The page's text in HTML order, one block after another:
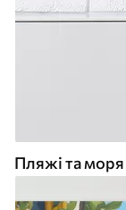
Пляжі та моря